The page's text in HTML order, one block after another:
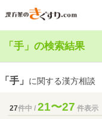
「手」の検索結果
「手」 に関する漢方相談
27件中 / 21〜27 件表示